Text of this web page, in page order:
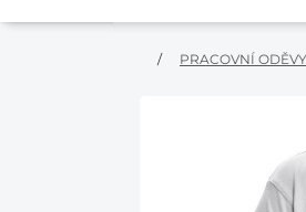
/ PRACOVNÍ ODĚVY